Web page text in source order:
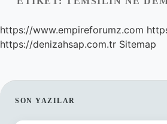
Hakkımızda
https://www.empireforumz.com
https://denizahsap.com.tr Sitemap
SIDEBAR
SON YAZILAR